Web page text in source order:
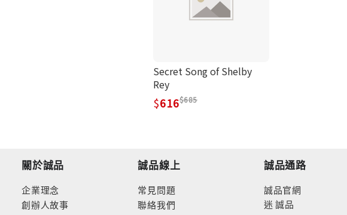
Secret Song of Shelby
Rey
616 685
關於誠品
企業理念
創辦人故事
誠品線上
常見問題
聯絡我們
誠品通路
誠品官網
迷 誠品